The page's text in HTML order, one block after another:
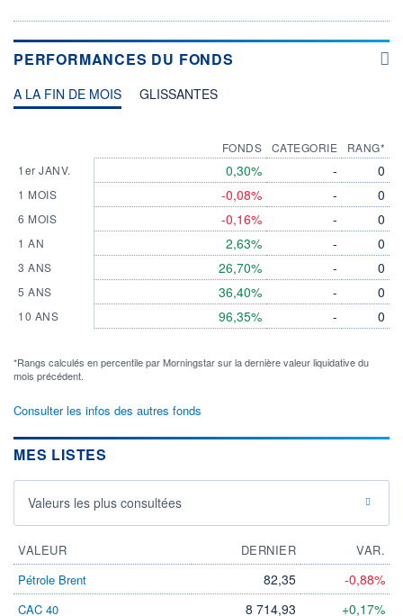
PERFORMANCES DU FONDS
A LA FIN DE MOIS GLISSANTES
1er JANV.
1 MOIS
6 MOIS
1 AN
3 ANS
5 ANS
10 ANS
FONDS
0,30%
-0,08%
-0,16%
2,63%
26,70%
36,40%
96,35%
CATEGORIE
-
-
-
-
-
-
-
RANG*
0
0
0
0
0
0
0
*Rangs calculés en percentile par Morningstar sur la dernière valeur liquidative du
mois précédent.
Consulter les infos des autres fonds
MES LISTES
Valeurs les plus consultées
VALEUR DERNIER
VAR.
Pétrole Brent
82,35 -0,88%
CAC 40 8 714,93 +0,17%